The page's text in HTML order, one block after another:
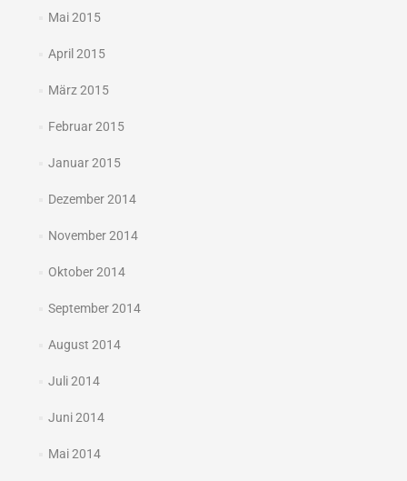
Mai 2015
April 2015
März 2015
Februar 2015
Januar 2015
Dezember 2014
November 2014
Oktober 2014
September 2014
August 2014
Juli 2014
Juni 2014
Mai 2014